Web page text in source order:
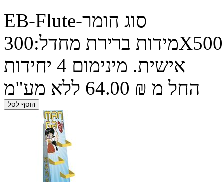
EB-Flute-סוג חומר
מידות ברירת מחדל:300X500 ניתן להתאים גובה ורוחב בהתאמה
אישית. מינימום 4 יחידות
החל מ ₪ 64.00 ללא מע"מ